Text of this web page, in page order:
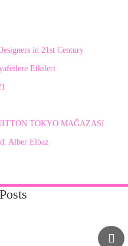
in 21st Century
Etkileri
TOKYO MAĞAZASI
Alber Elbaz